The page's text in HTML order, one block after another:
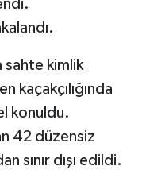
sahte kimlik
kaçakçılığında
konuldu.
42 düzensiz
sınır dışı edildi.